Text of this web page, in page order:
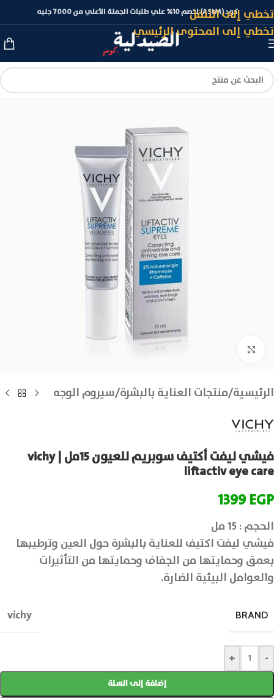
تخطي إلى التنقل
تخطي إلى المحتوى الرئيسي
كود (ASLM) لخصم 10% علي طلبات الجملة الأعلي من 7000 جنيه
الرئيسية/منتجات العناية بالبشرة/سيروم الوجه
فيشي ليفت أكتيف سوبريم للعيون 15مل | vichy
liftactiv eye care
1399EGP
الحجم : 15 مل
فيشي ليفت اكتيف للعناية بالبشرة حول العين وترطيبها
بعمق وحمايتها من الجفاف وحمايتها من التأثيرات
والعوامل البيئية الضارة.
BRAND
vichy
-
+
إضافة إلى السلة